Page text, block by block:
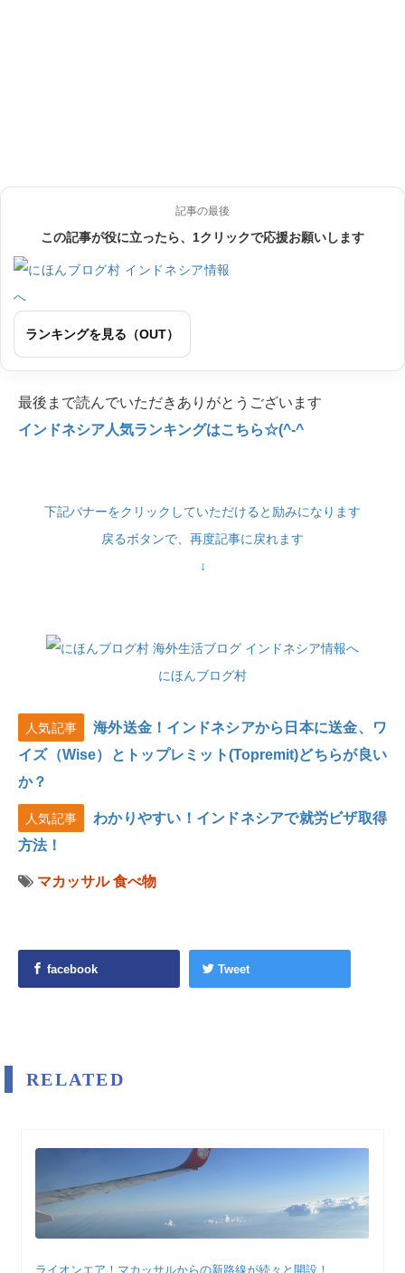
記事の最後
この記事が役に立ったら、1クリックで応援お願いします
ランキングを見る（OUT）
最後まで読んでいただきありがとうございます
インドネシア人気ランキングはこちら☆(^-^
下記バナーをクリックしていただけると励みになります
戻るボタンで、再度記事に戻れます
↓
にほんブログ村
人気記事
海外送金！インドネシアから日本に送金、ワ
イズ（Wise）とトップレミット(Topremit)どちらが良い
か？
人気記事
わかりやすい！インドネシアで就労ビザ取得
方法！
マカッサル 食べ物
facebook Tweet
RELATED
ライオンエア！マカッサルからの新路線が続々と開設！...